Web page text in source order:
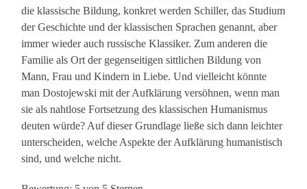
die klassische Bildung, konkret werden Schiller, das Studium
der Geschichte und der klassischen Sprachen genannt, aber
immer wieder auch russische Klassiker. Zum anderen die
Familie als Ort der gegenseitigen sittlichen Bildung von
Mann, Frau und Kindern in Liebe. Und vielleicht könnte
man Dostojewski mit der Aufklärung versöhnen, wenn man
sie als nahtlose Fortsetzung des klassischen Humanismus
deuten würde? Auf dieser Grundlage ließe sich dann leichter
unterscheiden, welche Aspekte der Aufklärung humanistisch
sind, und welche nicht.